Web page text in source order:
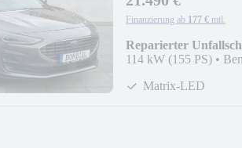
Finanzierung ab 177 € mtl.
Reparierter
114 kW (155 PS) •
Matrix-LED